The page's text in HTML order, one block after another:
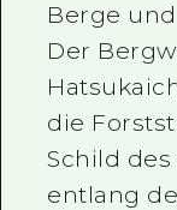
Berge
Der
die
Schild
entlang